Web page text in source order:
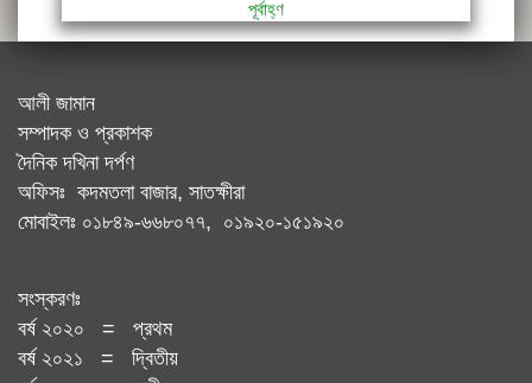
পূর্বাহ্ণ
আলী জামান
সম্পাদক ও প্রকাশক
দৈনিক দখিনা দর্পণ
অফিসঃ কদমতলা বাজার, সাতক্ষীরা
মোবাইলঃ ০১৮৪৯-৬৬৮০৭৭, ০১৯২০-১৫১৯২০
সংস্করণঃ
বর্ষ ২০২০ = প্রথম
বর্ষ ২০২১ = দ্বিতীয়